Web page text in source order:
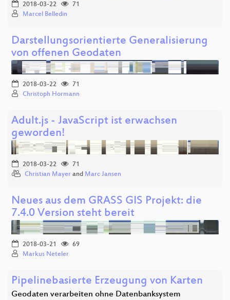
2018-03-22
71
Marcel Belledin
Darstellungsorientierte Generalisierung
von offenen Geodaten
2018-03-22
71
Christoph Hormann
Adult.js - JavaScript ist erwachsen
geworden!
2018-03-22
71
Christian Mayer and Marc Jansen
Neues aus dem GRASS GIS Projekt: die
7.4.0 Version steht bereit
2018-03-21
69
Markus Neteler
Pipelinebasierte Erzeugung von Karten
Geodaten verarbeiten ohne Datenbanksystem